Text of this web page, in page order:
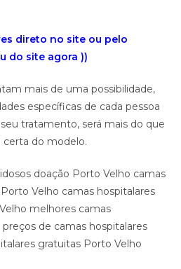
direto no site ou pelo
do site agora ))
mais de uma possibilidade,
específicas de cada pessoa
tratamento, será mais do que
certa do modelo.
doação Porto Velho camas
Velho camas hospitalares
melhores camas
de camas hospitalares
gratuitas Porto Velho